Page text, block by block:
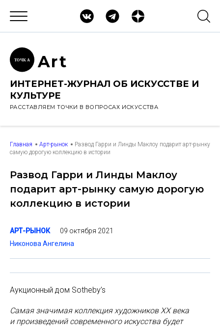
ТОЧК А Art
ИНТЕРНЕТ-ЖУРНАЛ ОБ ИСКУССТВЕ И
КУЛЬТУРЕ
РАССТАВЛЯЕМ ТОЧКИ В ВОПРОСАХ ИСКУССТВА
Главная Арт-рынок
Развод Гарри и Линды Маклоу подарит арт-рынку
самую дорогую коллекцию в истории
Развод Гарри и Линды Маклоу
подарит арт-рынку самую дорогую
коллекцию в истории
АРТ-РЫНОК
09 октября 2021
Никонова Ангелина
Аукционный дом Sotheby’s
Самая значимая коллекция художников XX века
и произведений современного искусства будет